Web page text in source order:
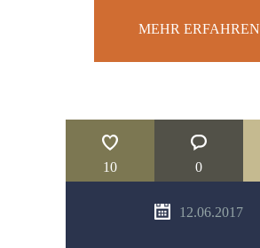
MEHR ERFAHREN
10 0
12.06.2017